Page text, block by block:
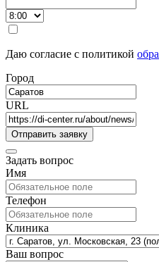
Даю согласие с политикой
Город
URL
Задать вопрос
Имя
Телефон
Клиника
Ваш вопрос